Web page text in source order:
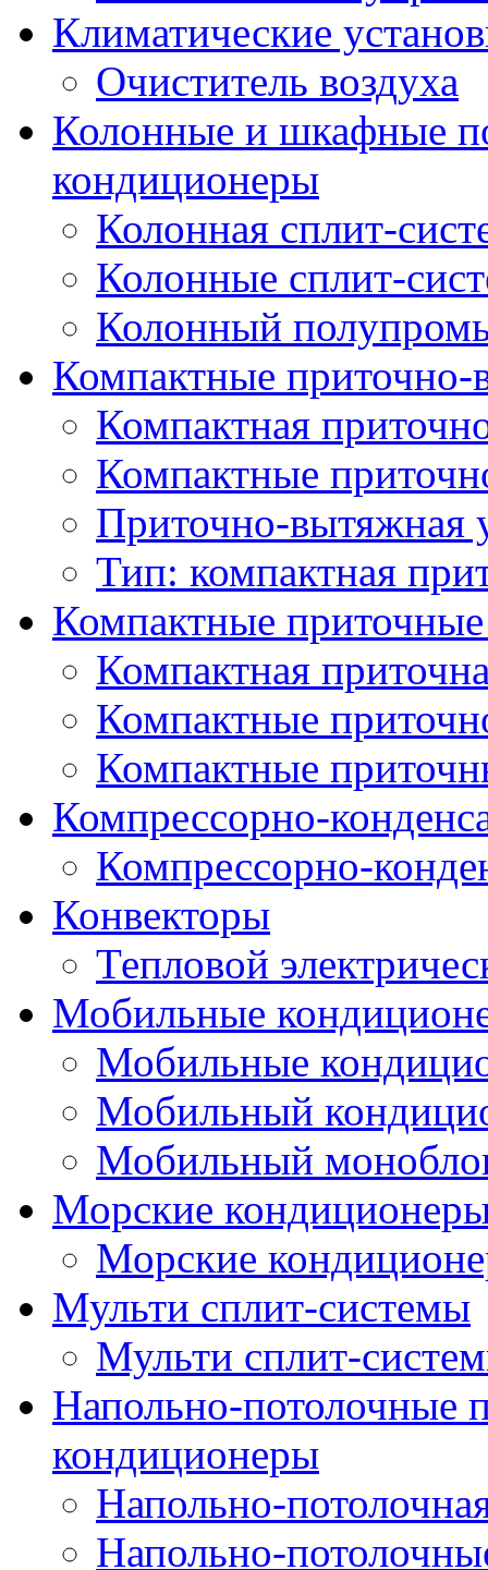
Климатические
Очиститель воздуха
Колонные и шкафные
кондиционеры
Колонная сплит-
Колонные сплит-
Колонный
Компактные
Компактная
Компактные
Приточно-вытяжная
Тип: компактная
Компактные приточные
Компактная
Компактные
Компактные
Компрессорно-
Компрессорно-
Конвекторы
Тепловой
Мобильные
Мобильные
Мобильный
Мобильный
Морские
Морские
Мульти сплит-системы
Мульти сплит-
Напольно-потолочные
кондиционеры
Напольно-
Напольно-